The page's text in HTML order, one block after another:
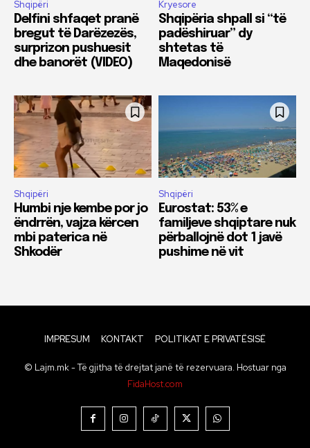
Shqipëri
Delfini shfaqet pranë
bregut të Darëzezës,
surprizon pushuesit
dhe banorët (VIDEO)
Kryesore
Shqipëria shpall si “të
padëshiruar” dy
shtetas të
Maqedonisë
Shqipëri
Humbi nje kembe por jo
ëndrrën, vajza kërcen
mbi paterica në
Shkodër
Shqipëri
Eurostat: 53% e
familjeve shqiptare nuk
përballojnë dot 1 javë
pushime në vit
IMPRESUM KONTAKT POLITIKAT E PRIVATËSISË
© Lajm.mk - Të gjitha të drejtat janë të rezervuara. Hostuar nga
FidaHost.com